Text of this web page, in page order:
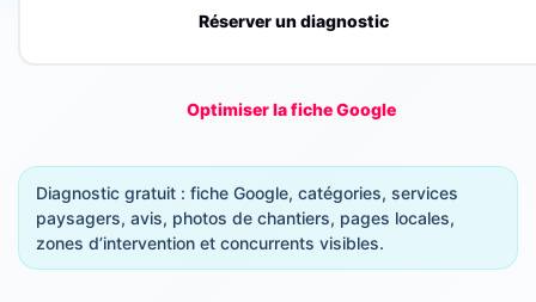
Réserver un diagnostic
Optimiser la fiche Google
Diagnostic gratuit : fiche Google, catégories, services
paysagers, avis, photos de chantiers, pages locales,
zones d’intervention et concurrents visibles.